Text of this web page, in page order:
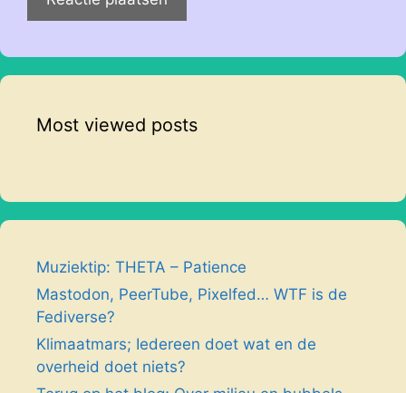
Most viewed posts
Muziektip: THETA – Patience
Mastodon, PeerTube, Pixelfed… WTF is de
Fediverse?
Klimaatmars; Iedereen doet wat en de
overheid doet niets?